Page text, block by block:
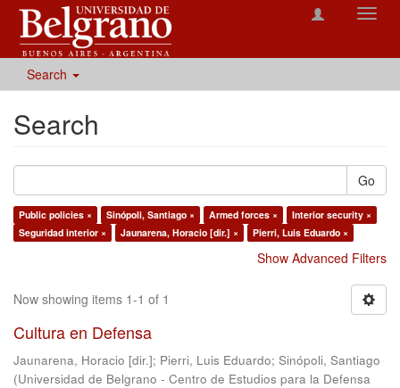
Search
Search
Go
Public policies × Sinópoli, Santiago × Armed forces ×
Interior security ×
Seguridad interior ×
Jaunarena, Horacio [dir.] × Pierri, Luis Eduardo ×
Show Advanced Filters
Now showing items 1-1 of 1
Cultura en Defensa
Jaunarena, Horacio [dir.]; Pierri, Luis Eduardo; Sinópoli, Santiago
(Universidad de Belgrano - Centro de Estudios para la Defensa